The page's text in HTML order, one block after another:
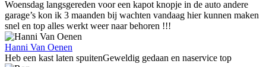
Woensdag langsgereden voor een kapot knopje in de auto andere
garage’s kon ik 3 maanden bij wachten vandaag hier kunnen maken
snel en top alles werkt weer naar behoren !!!
Hanni Van Oenen
Heb een kast laten spuitenGeweldig gedaan en naservice top